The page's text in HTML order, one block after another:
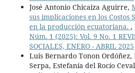
José Antonio Chicaiza Aguirre,
sus implicaciones en los Costos
en la producción ecuatoriana. ,
Núm. 1 (2025): Vol. 9 No. 1
SOCIALES, ENERO - ABRIL 2025
Luis Bernardo Tonon
Serpa, Estefanía del Rocío